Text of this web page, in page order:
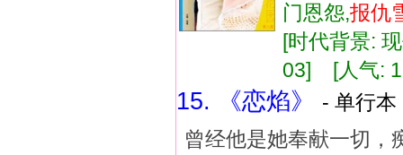
门恩怨,报仇
[时代背景:
03] [人气:
15. 《恋焰》
- 单行
曾经他是她奉献一切，